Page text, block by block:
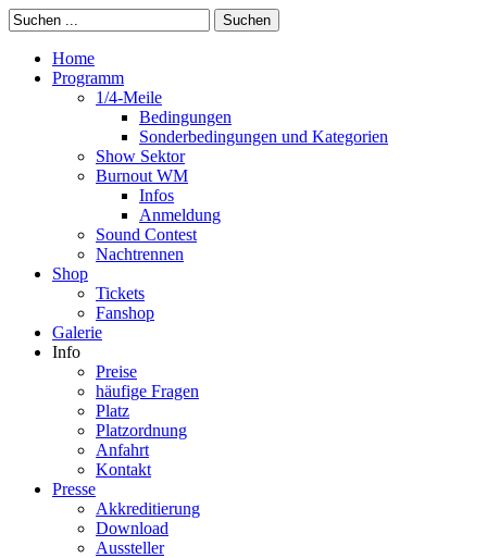
Suchen
Home
Programm
1/4-Meile
Bedingungen
Sonderbedingungen und Kategorien
Show Sektor
Burnout WM
Infos
Anmeldung
Sound Contest
Nachtrennen
Shop
Tickets
Fanshop
Galerie
Info
Preise
häufige Fragen
Platz
Platzordnung
Anfahrt
Kontakt
Presse
Akkreditierung
Download
Aussteller